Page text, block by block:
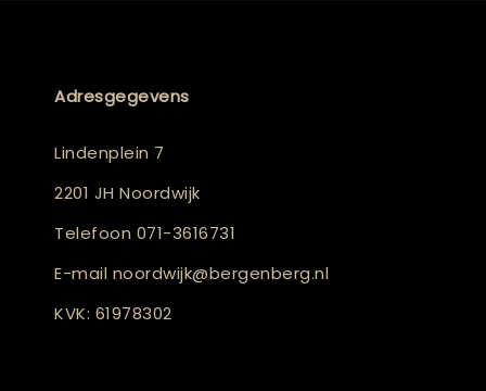
Adresgegevens
Lindenplein 7
2201 JH Noordwijk
Telefoon 071-3616731
E-mail noordwijk@bergenberg.nl
KVK: 61978302